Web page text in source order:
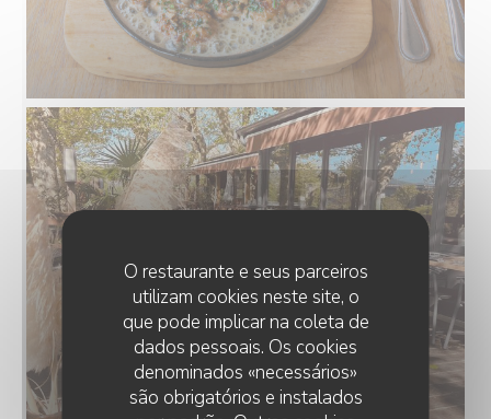
O restaurante e seus parceiros
utilizam cookies neste site, o
que pode implicar na coleta de
dados pessoais. Os cookies
denominados «necessários»
são obrigatórios e instalados